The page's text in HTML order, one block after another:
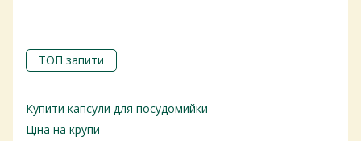
ТОП запити
Купити капсули для посудомийки
Ціна на крупи